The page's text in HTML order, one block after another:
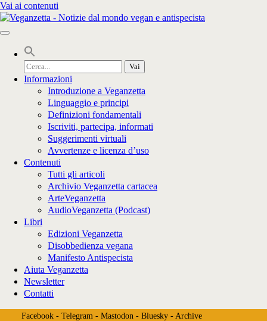
Vai ai contenuti
Cerca
per:
Informazioni
Introduzione a Veganzetta
Linguaggio e principi
Definizioni fondamentali
Iscriviti, partecipa, informati
Suggerimenti virtuali
Avvertenze e licenza d’uso
Contenuti
Tutti gli articoli
Archivio Veganzetta cartacea
ArteVeganzetta
AudioVeganzetta (Podcast)
Libri
Edizioni Veganzetta
Disobbedienza vegana
Manifesto Antispecista
Aiuta Veganzetta
Newsletter
Contatti
Facebook- Telegram- Mastodon- Bluesky- Archive